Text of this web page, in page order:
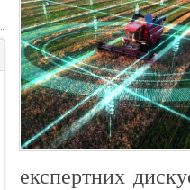
експертних